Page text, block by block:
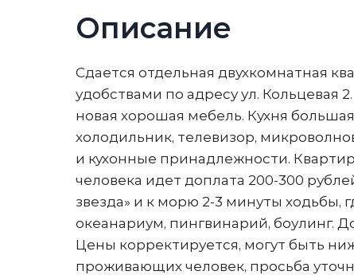
Описание
Сдается отдельная двухкомнатная
удобствами по адресу ул. Кольцевая
новая хорошая мебель. Кухня
холодильник, телевизор,
и кухонные принадлежности.
человека идет доплата 200-300
звезда» и к морю 2-3 минуты ходьбы,
океанариум, пингвинарий, боулинг.
Цены корректируется, могут быть
проживающих человек, просьба